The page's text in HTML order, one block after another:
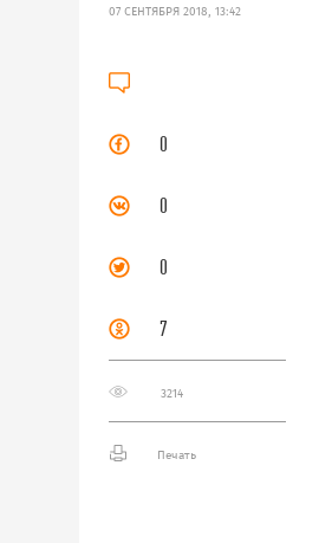
07 СЕНТЯБРЯ 2018, 13:42
0
0
0
7
3214
Печать